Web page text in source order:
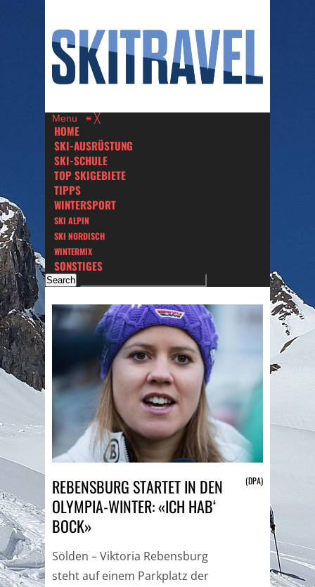
Menu ≡ ╳
HOME
SKI-AUSRÜSTUNG
SKI-SCHULE
TOP SKIGEBIETE
TIPPS
WINTERSPORT
SKI ALPIN
SKI NORDISCH
WINTERMIX
SONSTIGES
REBENSBURG STARTET IN DEN
OLYMPIA-WINTER: «ICH HAB‘
BOCK»
(DPA)
Sölden – Viktoria Rebensburg
steht auf einem Parkplatz der